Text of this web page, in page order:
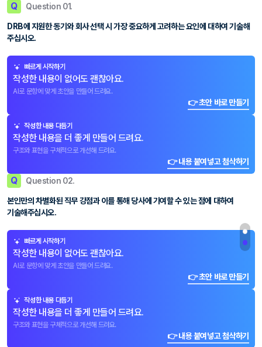
Q Question 01.
DRB에 지원한 동기와 회사 선택 시 가장 중요하게 고려하는 요인에 대하여 기술해
주십시오.
빠르게 시작하기
작성한 내용이 없어도 괜찮아요.
AI로 문항에 맞게 초안을 만들어 드려요.
👉 초안 바로 만들기
작성한 내용 다듬기
작성한 내용을 더 좋게 만들어 드려요.
구조와 표현을 구체적으로 개선해 드려요.
👉 내용 붙여넣고 첨삭하기
Q Question 02.
본인만의 차별화된 직무 강점과 이를 통해 당사에 기여할 수 있는 점에 대하여
기술해주십시오.
빠르게 시작하기
작성한 내용이 없어도 괜찮아요.
AI로 문항에 맞게 초안을 만들어 드려요.
👉 초안 바로 만들기
작성한 내용 다듬기
작성한 내용을 더 좋게 만들어 드려요.
구조와 표현을 구체적으로 개선해 드려요.
👉 내용 붙여넣고 첨삭하기